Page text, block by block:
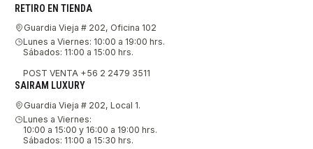
RETIRO EN TIENDA
Guardia Vieja # 202, Oficina 102
Lunes a Viernes: 10:00 a 19:00 hrs.
Sábados: 11:00 a 15:00 hrs.
POST VENTA +56 2 2479 3511
SAIRAM LUXURY
Guardia Vieja # 202, Local 1.
Lunes a Viernes:
10:00 a 15:00 y 16:00 a 19:00 hrs.
Sábados: 11:00 a 15:30 hrs.